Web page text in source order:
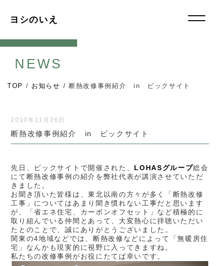
ヨシのいえ
NEWS
TOP / お知らせ / 断熱改修事例紹介 in ビックサイト
2010年11月26日
断熱改修事例紹介 in ビックサイト
先日、ビックサイトで開催された、 LOHASグループ総会
にて断熱改修事例の紹介を弊社代表が講演させていただ
きました。
お聞き頂いた皆様は、東北以南の方々が多く「断熱改修
工事」についてはあまり聞き慣れない工事だと思います
が、「省エネ住宅、カーボンオフセット」など積極的に
取り組んでいる仲間とあって、大変熱心に拝聴いただい
たとのことで、誠にありがとうございました。
関東の4地域などでは、断熱改修などによって「無暖房住
宅」なんかも現実的に視野に入ってきますね。
私たちの改修事例がお役にたてば幸いです。